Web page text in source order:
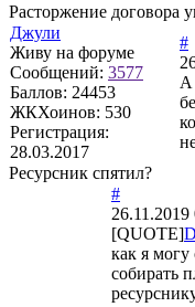
Расторжение договора
Джули
Живу на форуме
Сообщений: 3577
Баллов: 24453
ЖКХоинов: 530
Регистрация:
28.03.2017
#
А
Ресурсник спятил?
#
26.11.2019
[QUOTE]
как я могу
собирать